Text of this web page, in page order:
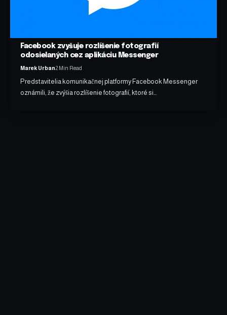
Facebook zvyšuje rozlíšenie fotografií
odosielaných cez aplikáciu Messenger
Marek Urban2 Min Read
Predstavitelia komunikačnej platformy Facebook Messenger
oznámili, že zvýšia rozlíšenie fotografií, ktoré si…